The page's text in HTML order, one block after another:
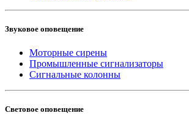
Звуковое оповещение
Моторные сирены
Промышленные сигнализаторы
Сигнальные колонны
Световое оповещение